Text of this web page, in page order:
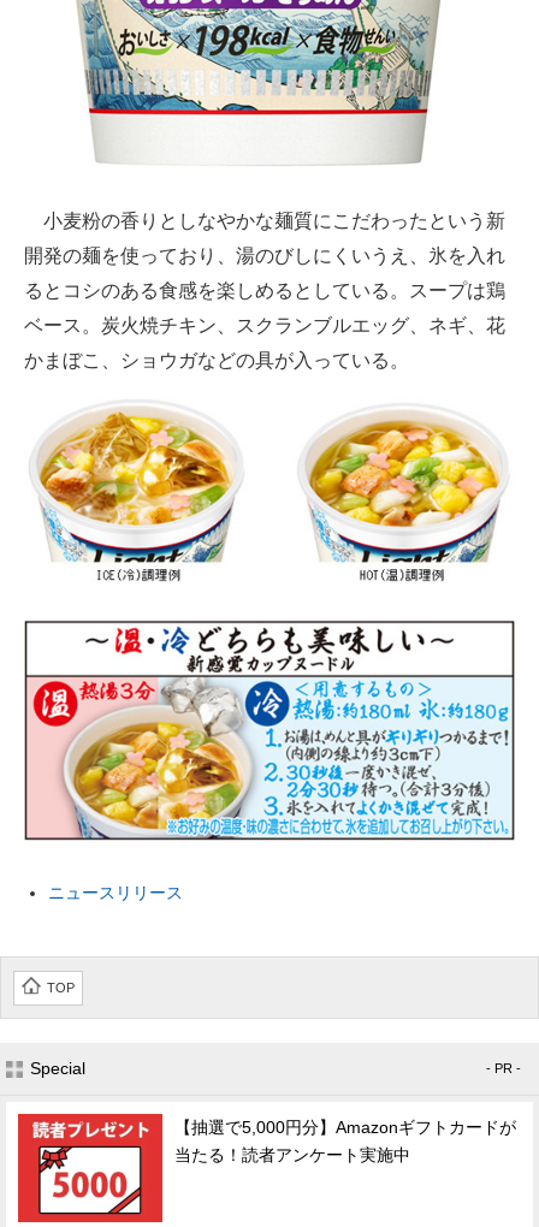
企業向けIT製品の総合サイト
IT製品の技術・比較・事例
製造業のIT導入・活用を支援
モノづくり技術者専門サイト
エレクトロニクス専門サイト
エネルギーの専門メディア
建設×テクノロジーの最前線
ちょっと気になるネットの話題
小麦粉の香りとしなやかな麺質にこだわったという新
開発の麺を使っており、湯のびしにくいうえ、氷を入れ
るとコシのある食感を楽しめるとしている。スープは鶏
ベース。炭火焼チキン、スクランブルエッグ、ネギ、花
かまぼこ、ショウガなどの具が入っている。
ニュースリリース
TOP
Special - PR -
【抽選で5,000円分】Amazonギフトカードが
当たる！読者アンケート実施中